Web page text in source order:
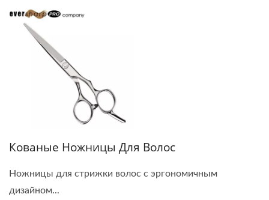
Кованые Ножницы Для Волос
Ножницы для стрижки волос с эргономичным
дизайном...